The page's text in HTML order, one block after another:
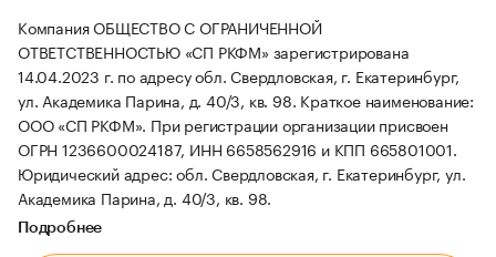
Компания ОБЩЕСТВО С ОГРАНИЧЕННОЙ
ОТВЕТСТВЕННОСТЬЮ «СП РКФМ» зарегистрирована
14.04.2023 г. по адресу обл. Свердловская, г. Екатеринбург,
ул. Академика Парина, д. 40/3, кв. 98. Краткое наименование:
ООО «СП РКФМ». При регистрации организации присвоен
ОГРН 1236600024187, ИНН 6658562916 и КПП 665801001.
Юридический адрес: обл. Свердловская, г. Екатеринбург, ул.
Академика Парина, д. 40/3, кв. 98.
Подробнее